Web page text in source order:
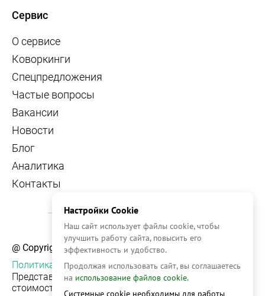
Сервис
О сервисе
Коворкинги
Спецпредложения
Частые вопросы
Вакансии
Новости
Блог
Аналитика
Контакты
@ Copyright, 2026 OFFICE NAVIGATOR
Политика конфиденциальности
Представленная на сайте информация, в т.ч.
стоимости объектов, носит информационный
Настройки Cookie
Наш сайт использует файлы cookie, чтобы
улучшить работу сайта, повысить его
эффективность и удобство.
Продолжая использовать сайт, вы соглашаетесь
на использование файлов cookie.
Системные cookie необходимы для работы